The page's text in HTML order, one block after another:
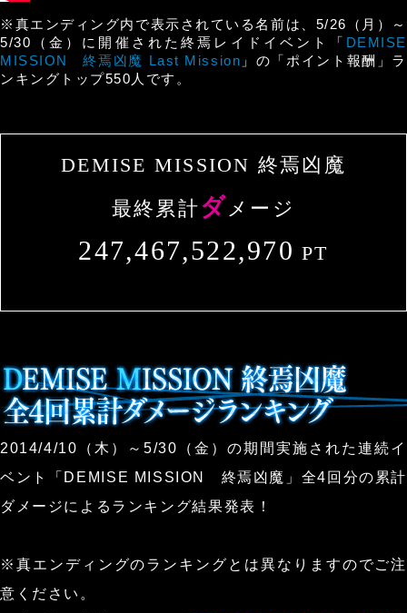
※真エンディング内で表示されている名前は、5/26（月）～
5/30（金）に開催された終焉レイドイベント「 DEMISE
MISSION 終焉凶魔 Last Mission 」の「ポイント報酬」ラ
ンキングトップ550人です。
DEMISE MISSION 終焉凶魔
最終累計ダメージ
247,467,522,970 PT
2014/4/10（木）～5/30（金）の期間実施された連続イ
ベント「DEMISE MISSION 終焉凶魔」全4回分の累計
ダメージによるランキング結果発表！
※真エンディングのランキングとは異なりますのでご注
意ください。